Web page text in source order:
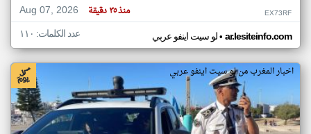
Aug 07, 2026
منذ ٣٥ دقيقة EX73RF
لو سيت اينفو عربي• ar.lesiteinfo.com عدد الكلمات: ١١٠
اخبار المغرب من لو سيت اينفو عربي